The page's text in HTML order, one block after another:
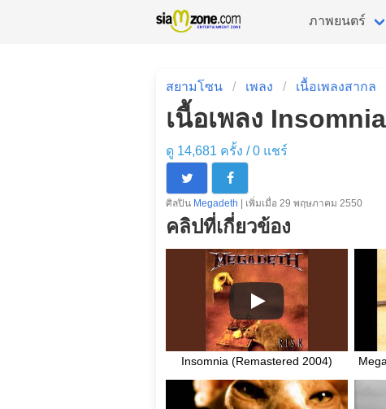
ภาพยนตร์
สยามโซน เพลง เนื้อเพลงสากล
เนื้อเพลง
ดู 14,681 ครั้ง /0 แชร์
ศิลปิน Megadeth | เพิ่มเมื่อ 29 พฤษภาคม 2550
คลิปที่เกี่ยวข้อง
Insomnia (Remastered 2004)